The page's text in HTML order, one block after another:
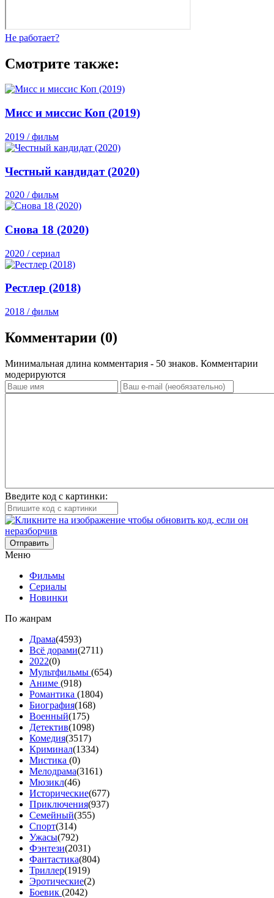
Не работает?
Смотрите также:
Мисс и миссис Коп (2019)
2019 / фильм
Честный кандидат (2020)
2020 / фильм
Снова 18 (2020)
2020 / сериал
Рестлер (2018)
2018 / фильм
Комментарии (0)
Минимальная длина комментария - 50 знаков. Комментарии
модерируются
Введите код с картинки:
Отправить
Меню
Фильмы
Сериалы
Новинки
По жанрам
Драма(4593)
Всё дорами(2711)
2022(0)
Мультфильмы (654)
Аниме (918)
Романтика (1804)
Биография(168)
Военный(175)
Детектив(1098)
Комедия(3517)
Криминал(1334)
Мистика (0)
Мелодрама(3161)
Мюзикл(46)
Исторические(677)
Приключения(937)
Семейный(355)
Спорт(314)
Ужасы(792)
Фэнтези(2031)
Фантастика(804)
Триллер(1919)
Эротические(2)
Боевик (2042)